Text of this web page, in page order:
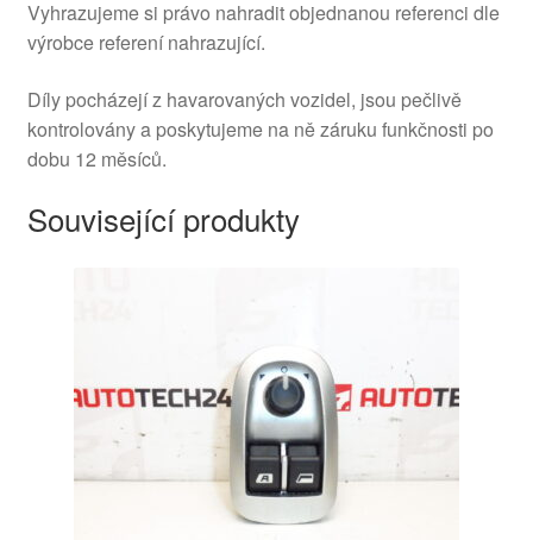
Vyhrazujeme si právo nahradit objednanou referenci dle
výrobce referení nahrazující.
Díly pocházejí z havarovaných vozidel, jsou pečlivě
kontrolovány a poskytujeme na ně záruku funkčnosti po
dobu 12 měsíců.
Související produkty